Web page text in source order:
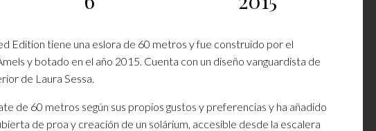
Edition tiene una eslora de 60 metros y fue construido por el
y botado en el año 2015. Cuenta con un diseño vanguardista de
de Laura Sessa.
de 60 metros según sus propios gustos y preferencias y ha añadido
de proa y creación de un solárium, accesible desde la escalera